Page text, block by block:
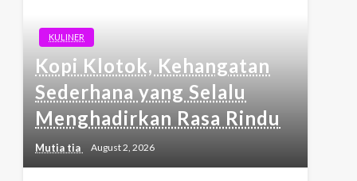
KULINER
Kopi Klotok, Kehangatan
Sederhana yang Selalu
Menghadirkan Rasa Rindu
Mutia tia August 2, 2026